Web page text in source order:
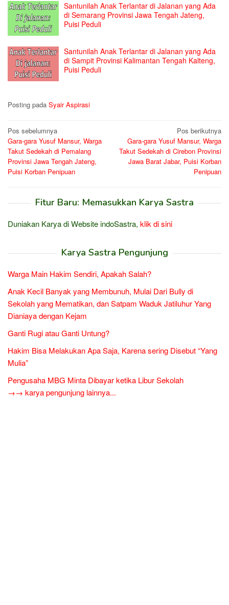
Santunilah Anak Terlantar di Jalanan yang Ada
di Semarang Provinsi Jawa Tengah Jateng,
Puisi Peduli
Santunilah Anak Terlantar di Jalanan yang Ada
di Sampit Provinsi Kalimantan Tengah Kalteng,
Puisi Peduli
Posting pada Syair Aspirasi
Navigasi
pos
Pos sebelumnya
Gara-gara Yusuf Mansur, Warga
Takut Sedekah di Pemalang
Provinsi Jawa Tengah Jateng,
Puisi Korban Penipuan
Pos berikutnya
Gara-gara Yusuf Mansur, Warga
Takut Sedekah di Cirebon Provinsi
Jawa Barat Jabar, Puisi Korban
Penipuan
Fitur Baru: Memasukkan Karya Sastra
Duniakan Karya di Website indoSastra, klik di sini
Karya Sastra Pengunjung
Warga Main Hakim Sendiri, Apakah Salah?
Anak Kecil Banyak yang Membunuh, Mulai Dari Bully di
Sekolah yang Mematikan, dan Satpam Waduk Jatiluhur Yang
Dianiaya dengan Kejam
Ganti Rugi atau Ganti Untung?
Hakim Bisa Melakukan Apa Saja, Karena sering Disebut “Yang
Mulia”
Pengusaha MBG Minta Dibayar ketika Libur Sekolah
→→ karya pengunjung lainnya...